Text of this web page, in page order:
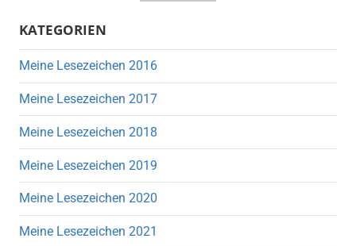
KATEGORIEN
Meine Lesezeichen 2016
Meine Lesezeichen 2017
Meine Lesezeichen 2018
Meine Lesezeichen 2019
Meine Lesezeichen 2020
Meine Lesezeichen 2021